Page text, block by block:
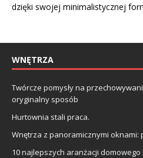
dzięki swojej minimalistycznej
WNĘTRZA
Twórcze pomysły na
oryginalny sposób
Hurtownia stali praca.
Wnętrza z panoramicznymi oknami:
10 najlepszych aranżacji domowego